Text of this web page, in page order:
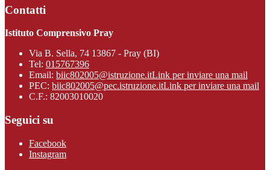
Contatti
Istituto Comprensivo Pray
Via B. Sella, 74 13867 - Pray (BI)
Tel: 015767396
Email: biic802005@istruzione.itLink per inviare una mail
PEC: biic802005@pec.istruzione.itLink per inviare una mail
C.F.: 82003010020
Seguici su
Facebook
Instagram